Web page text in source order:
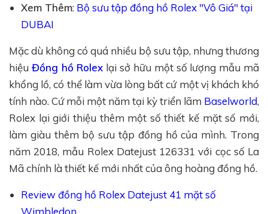
Xem Thêm: Bộ sưu tập đồng hồ Rolex "Vô Giá" tại
DUBAI
Mặc dù không có quá nhiều bộ sưu tập, nhưng thương
hiệu Đồng hồ Rolex lại sở hữu một số lượng mẫu mã
khổng lồ, có thể làm vừa lòng bất cứ một vị khách khó
tính nào. Cứ mỗi một năm tại kỳ triển lãm Baselworld,
Rolex lại giới thiệu thêm một số thiết kế mặt số mới,
làm giàu thêm bộ sưu tập đồng hồ của mình. Trong
năm 2018, mẫu Rolex Datejust 126331 với cọc số La
Mã chính là thiết kế mới nhất của ông hoàng đồng hồ.
Review đồng hồ Rolex Datejust 41 mặt số
Wimbledon